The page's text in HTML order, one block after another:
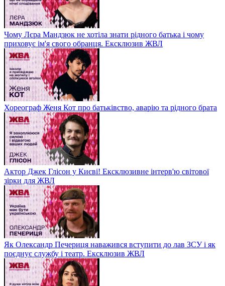
Чому Лєра Мандзюк не хотіла знати рідного батька і чому
приховує ім'я свого обранця. Ексклюзив ЖВЛ
Хореограф Женя Кот про батьківство, аварію та рідного брата
Актор Джек Глісон у Києві! Ексклюзивне інтерв'ю світової
зірки для ЖВЛ
Як Олександр Печериця наважився вступити до лав ЗСУ і як
поєднує службу і театр. Ексклюзив ЖВЛ